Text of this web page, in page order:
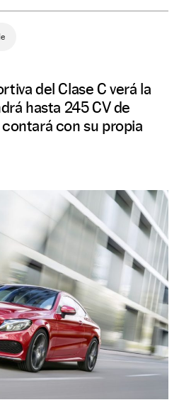
del Clase C verá la
hasta 245 CV de
con su propia